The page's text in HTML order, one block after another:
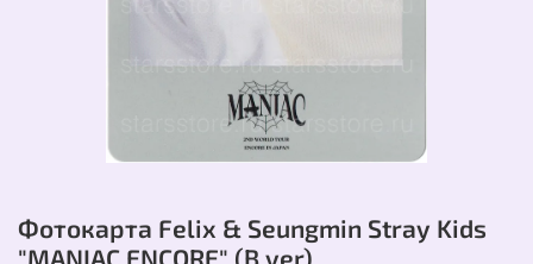
Фотокарта Felix & Seungmin Stray Kids
"MANIAC ENCORE" (B ver)